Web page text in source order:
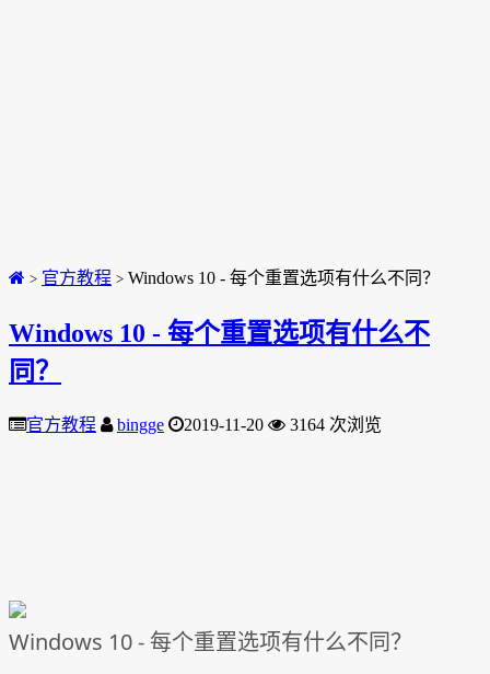
> 官方教程 > Windows 10 - 每个重置选项有什么不同？
Windows 10 - 每个重置选项有什么不
同？
官方教程 bingge 2019-11-20 3164 次浏览
Windows 10 - 每个重置选项有什么不同？